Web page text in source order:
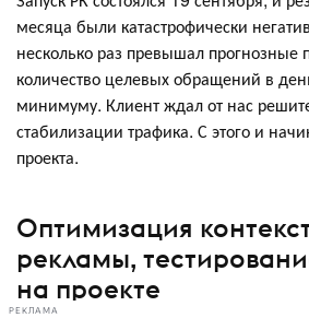
месяца были катастрофически
несколько раз превышал прогнозные
количество целевых обращений в
минимуму. Клиент ждал от нас
стабилизации трафика. С этого и
проекта.
Оптимизация
рекламы,
на проекте
РЕКЛАМА